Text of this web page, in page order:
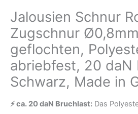
Jalousien Schnur
Zugschnur
geflochten,
abriebfest, 20 daN
Schwarz, Made in
⚡ ca. 20 daN Bruchlast: Das